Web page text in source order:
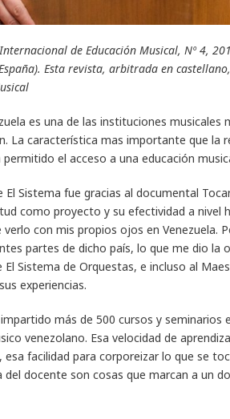
de Educación Musical, Nº 4,
Esta revista, arbitrada en
es una de las instituciones musicales
La característica mas importante que la
el acceso a una educación
El Sistema fue gracias al documental
como proyecto y su efectividad a nivel
con mis propios ojos en Venezuela.
partes de dicho país, lo que me dio la
Sistema de Orquestas, e incluso al
experiencias.
más de 500 cursos y seminarios
venezolano. Esa velocidad de
esa facilidad para corporeizar lo que se
docente son cosas que marcan a un